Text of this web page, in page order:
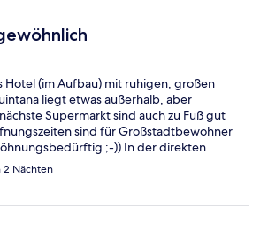
Hotel (im Aufbau) mit ruhigen, großen
liegt etwas außerhalb, aber
Supermarkt sind auch zu Fuß gut
sind für Großstadtbewohner
;-)) In der direkten
viele Sehenswürdigkeiten und schöne
der Donau). Die Eigentümer sind sehr
:-)
2 Nächten